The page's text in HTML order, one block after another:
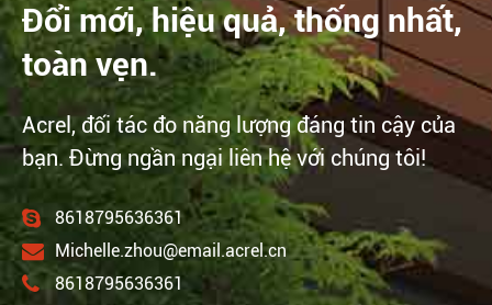
Đổi mới, hiệu quả, thống nhất,
toàn vẹn.
Acrel, đối tác đo năng lượng đáng tin cậy của
bạn. Đừng ngần ngại liên hệ với chúng tôi!
8618795636361
Michelle.zhou@email.acrel.cn
8618795636361